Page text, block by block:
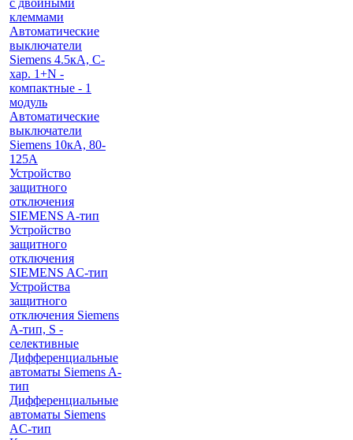
с двойными
клеммами
Автоматические
выключатели
Siemens 4.5кА, C-
хар. 1+N -
компактные - 1
модуль
Автоматические
выключатели
Siemens 10кА, 80-
125A
Устройство
защитного
отключения
SIEMENS A-тип
Устройство
защитного
отключения
SIEMENS AС-тип
Устройства
защитного
отключения Siemens
A-тип, S -
селективные
Дифференциальные
автоматы Siemens A-
тип
Дифференциальные
автоматы Siemens
AС-тип